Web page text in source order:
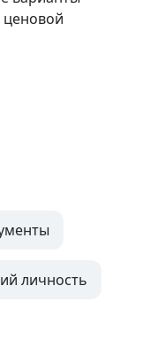
ценовой
личность